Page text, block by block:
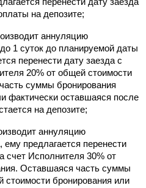
на депозите;
аннуляцию
1 суток до планируемой даты
перенести дату заезда с
20% от общей стоимости
суммы бронирования
фактически оставшаяся после
на депозите;
аннуляцию
предлагается перенести
счет Исполнителя 30% от
Оставшаяся часть суммы
стоимости бронирования или